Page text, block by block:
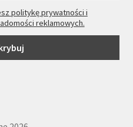
politykę prywatności i
reklamowych.